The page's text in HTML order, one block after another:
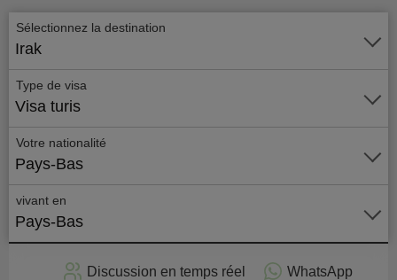
Sélectionnez la destination
Irak
Type de visa
Visa turis
Votre nationalité
Pays-Bas
vivant en
Pays-Bas
Discussion en temps réel WhatsApp